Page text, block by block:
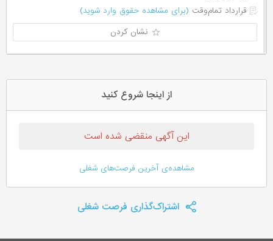
قرارداد تمام‌وقت (برای مشاهده حقوق وارد شوید)
نشان کردن
از اینجا شروع کنید
این آگهی منقضی شده است
مشاهده‌ی آخرین فرصت‌های شغلی
اشتراک‌گذاری فرصت شغلی